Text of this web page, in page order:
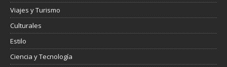
Viajes y Turismo
Culturales
Estilo
Ciencia y Tecnología